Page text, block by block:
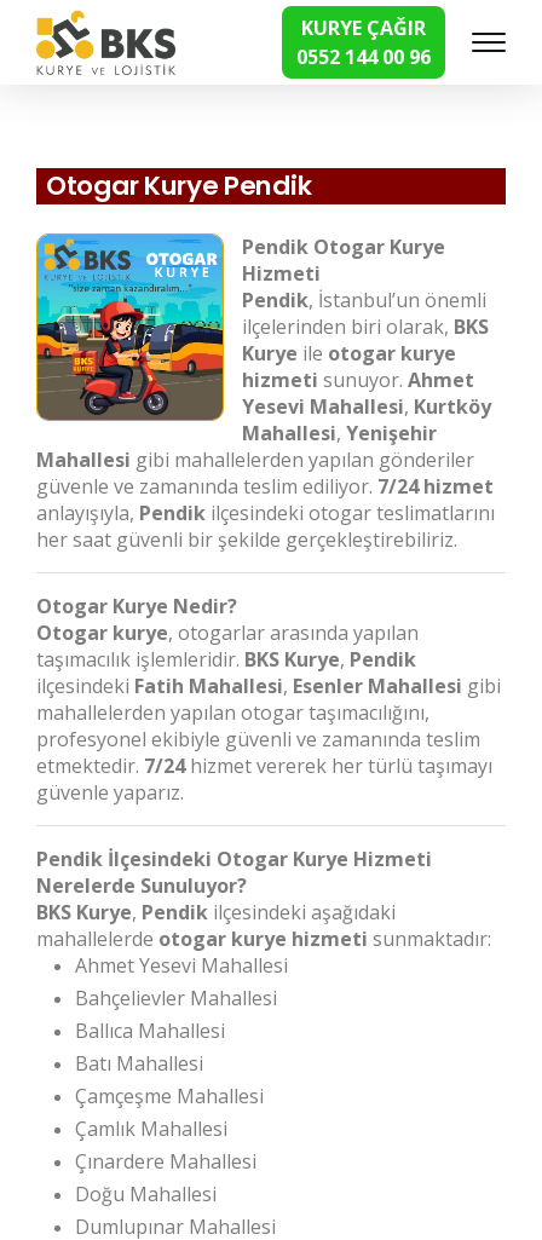
KURYE ÇAĞIR
0552 144 00 96
Hızlı Kurye Hizmetleri
Otogar Kurye Pendik
Pendik Otogar Kurye
Hizmeti
Pendik, İstanbul’un önemli
ilçelerinden biri olarak, BKS
Kurye ile otogar kurye
hizmeti sunuyor.Ahmet
Yesevi Mahallesi, Kurtköy
Mahallesi,Yenişehir
Mahallesi gibi mahallelerden yapılan gönderiler
güvenle ve zamanında teslim ediliyor. 7/24 hizmet
anlayışıyla, Pendik ilçesindeki otogar teslimatlarını
her saat güvenli bir şekilde gerçekleştirebiliriz.
Otogar Kurye Nedir?
Otogar kurye, otogarlar arasında yapılan
taşımacılık işlemleridir. BKS Kurye, Pendik
ilçesindeki Fatih Mahallesi, Esenler Mahallesi gibi
mahallelerden yapılan otogar taşımacılığını,
profesyonel ekibiyle güvenli ve zamanında teslim
etmektedir. 7/24hizmet vererek her türlü taşımayı
güvenle yaparız.
Pendik İlçesindeki Otogar Kurye Hizmeti
Nerelerde Sunuluyor?
BKS Kurye, Pendik ilçesindeki aşağıdaki
mahallelerde otogar kurye hizmeti sunmaktadır:
Ahmet Yesevi Mahallesi
Bahçelievler Mahallesi
Ballıca Mahallesi
Batı Mahallesi
Çamçeşme Mahallesi
Çamlık Mahallesi
Çınardere Mahallesi
Doğu Mahallesi
Dumlupınar Mahallesi